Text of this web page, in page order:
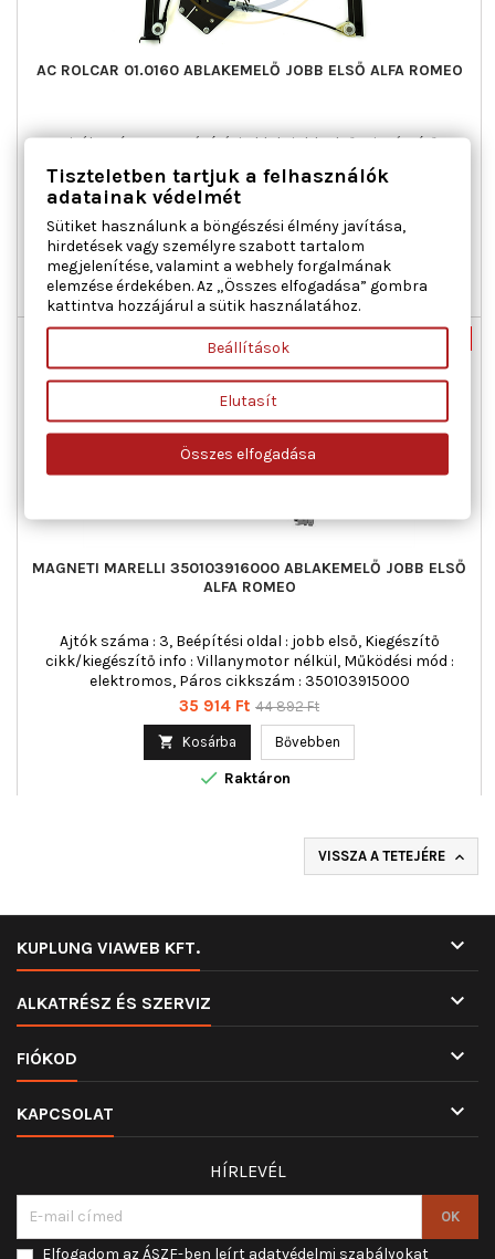
AC ROLCAR 01.0160 ABLAKEMELŐ JOBB ELSŐ ALFA ROMEO
Ajtók száma : 2, Beépítési oldal : jobb első, Kiegészítő
cikk/kiegészítő info : Villanymotor nélkül, Kombinált kapcsoló
funkció : komfort funkcióval, Működési mód : elektromos,
Tömeg [kg] : 1,400
Ár
25 775 FtNormál
ár
57 278 Ft
 Kosárba Bővebben
Raktáron
Akciós!
MAGNETI MARELLI 350103916000 ABLAKEMELŐ JOBB ELSŐ
ALFA ROMEO
Ajtók száma : 3, Beépítési oldal : jobb első, Kiegészítő
cikk/kiegészítő info : Villanymotor nélkül, Működési mód :
elektromos, Páros cikkszám : 350103915000
Ár
35 914 Ft Normál
44 892 Ft
 Kosárba Bővebben
 Raktáron
VISSZA A TETEJÉRE 
KUPLUNG VIAWEB KFT. 
ALKATRÉSZ ÉS SZERVIZ 
FIÓKOD 
KAPCSOLAT 
HÍRLEVÉL
Elfogadom az ÁSZF-ben leírt adatvédelmi szabályokat
Tiszteletben tartjuk a felhasználók
adatainak védelmét
Sütiket használunk a böngészési élmény javítása,
hirdetések vagy személyre szabott tartalom
megjelenítése, valamint a webhely forgalmának
elemzése érdekében. Az „Összes elfogadása” gombra
kattintva hozzájárul a sütik használatához.
Beállítások
Elutasít
Összes elfogadása